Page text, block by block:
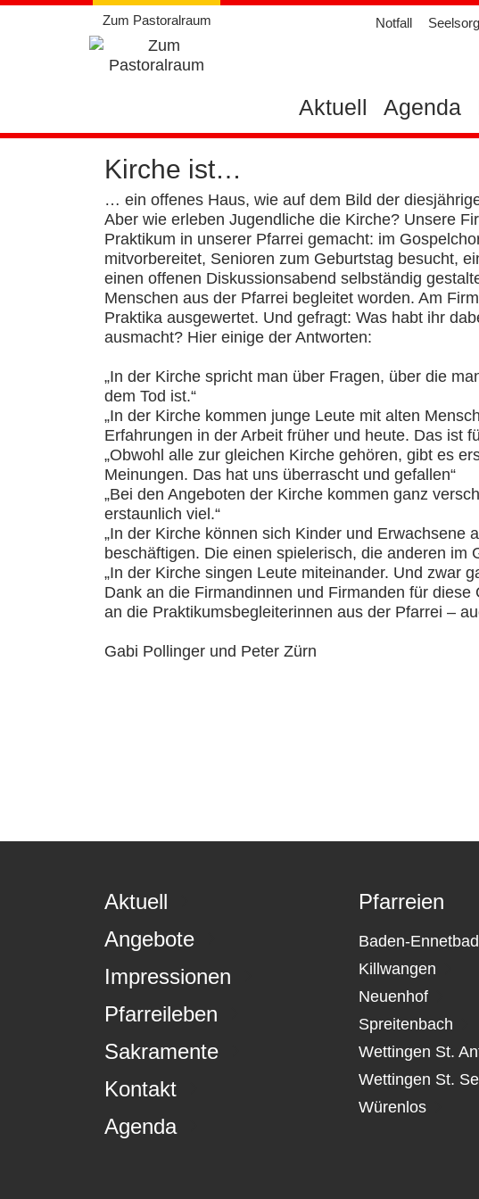
Zum Pastoralraum Notfall
Aktuell Agenda
Kirche ist…
… ein offenes Haus, wie auf dem Bild der
Aber wie erleben Jugendliche die Kirche? Unsere
Praktikum in unserer Pfarrei gemacht: im
mitvorbereitet, Senioren zum Geburtstag besucht,
einen offenen Diskussionsabend selbständig
Menschen aus der Pfarrei begleitet worden. Am
Praktika ausgewertet. Und gefragt: Was habt ihr
ausmacht? Hier einige der Antworten:
„In der Kirche spricht man über Fragen, über die
dem Tod ist.“
„In der Kirche kommen junge Leute mit alten
Erfahrungen in der Arbeit früher und heute. Das ist
„Obwohl alle zur gleichen Kirche gehören, gibt es
Meinungen. Das hat uns überrascht und gefallen“
„Bei den Angeboten der Kirche kommen ganz
erstaunlich viel.“
„In der Kirche können sich Kinder und Erwachsene
beschäftigen. Die einen spielerisch, die anderen im
„In der Kirche singen Leute miteinander. Und zwar
Dank an die Firmandinnen und Firmanden für
an die Praktikumsbegleiterinnen aus der Pfarrei –
Gabi Pollinger und Peter Zürn
Aktuell
Angebote
Impressionen
Pfarreileben
Sakramente
Kontakt
Agenda
Pfarreien
Baden-
Killwangen
Neuenhof
Spreitenbach
Wettingen St.
Wettingen St.
Würenlos